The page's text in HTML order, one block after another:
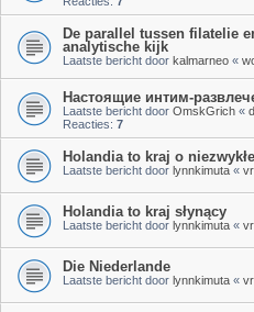
De parallel tussen filatelie
analytische kijk
Laatste bericht door kalmarneo «
Настоящие интим-
Laatste bericht door OmskGrich «
Reacties: 7
Holandia to kraj o
Laatste bericht door lynnkimuta «
Holandia to kraj słynący
Laatste bericht door lynnkimuta «
Die Niederlande
Laatste bericht door lynnkimuta «